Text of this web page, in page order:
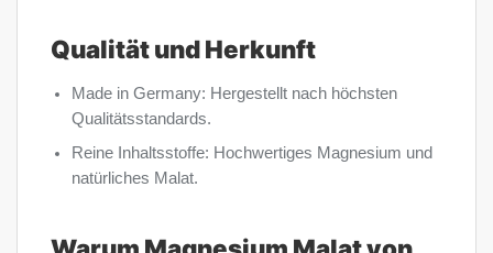
Qualität und Herkunft
Made in Germany: Hergestellt nach höchsten
Qualitätsstandards.
Reine Inhaltsstoffe: Hochwertiges Magnesium und
natürliches Malat.